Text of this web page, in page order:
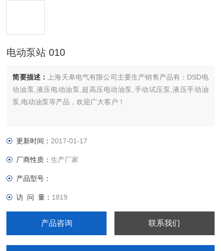
电动泵站 010
简要描述：
上海天皋电气有限公司主要生产销售产品有：DSD电
动油泵,液压电动油泵,超高压电动油泵,手动试压泵,液压手动油
泵,电动油泵等产品，欢迎广大客户！
更新时间： 2017-01-17
厂商性质：生产厂家
产品型号：
访 问 量： 1819
产品咨询 联系我们